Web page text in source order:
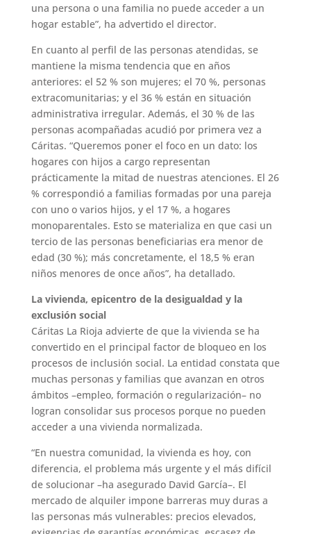
una persona o una familia no puede acceder a un
hogar estable”, ha advertido el director.
En cuanto al perfil de las personas atendidas, se
mantiene la misma tendencia que en años
anteriores: el 52 % son mujeres; el 70 %, personas
extracomunitarias; y el 36 % están en situación
administrativa irregular. Además, el 30 % de las
personas acompañadas acudió por primera vez a
Cáritas. “Queremos poner el foco en un dato: los
hogares con hijos a cargo representan
prácticamente la mitad de nuestras atenciones. El 26
% correspondió a familias formadas por una pareja
con uno o varios hijos, y el 17 %, a hogares
monoparentales. Esto se materializa en que casi un
tercio de las personas beneficiarias era menor de
edad (30 %); más concretamente, el 18,5 % eran
niños menores de once años”, ha detallado.
La vivienda, epicentro de la desigualdad y la
exclusión social
Cáritas La Rioja advierte de que la vivienda se ha
convertido en el principal factor de bloqueo en los
procesos de inclusión social. La entidad constata que
muchas personas y familias que avanzan en otros
ámbitos –empleo, formación o regularización– no
logran consolidar sus procesos porque no pueden
acceder a una vivienda normalizada.
“En nuestra comunidad, la vivienda es hoy, con
diferencia, el problema más urgente y el más difícil
de solucionar –ha asegurado David García–. El
mercado de alquiler impone barreras muy duras a
las personas más vulnerables: precios elevados,